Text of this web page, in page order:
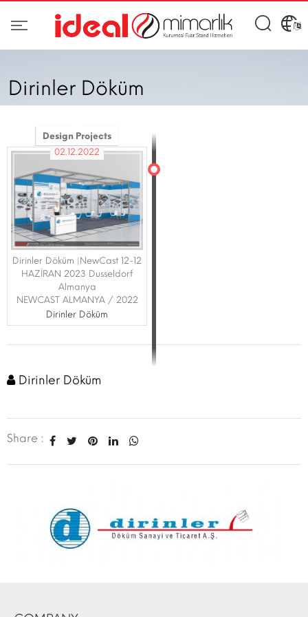
Dirinler Döküm
Design Projects
02.12.2022
Dirinler Döküm |NewCast 12-12
HAZİRAN 2023 Dusseldorf
Almanya
NEWCAST ALMANYA / 2022
Dirinler Döküm
Dirinler Döküm
Share :